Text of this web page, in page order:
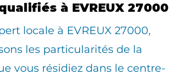
à EVREUX 27000
locale à EVREUX 27000,
les particularités de la
vous résidiez dans le centre-